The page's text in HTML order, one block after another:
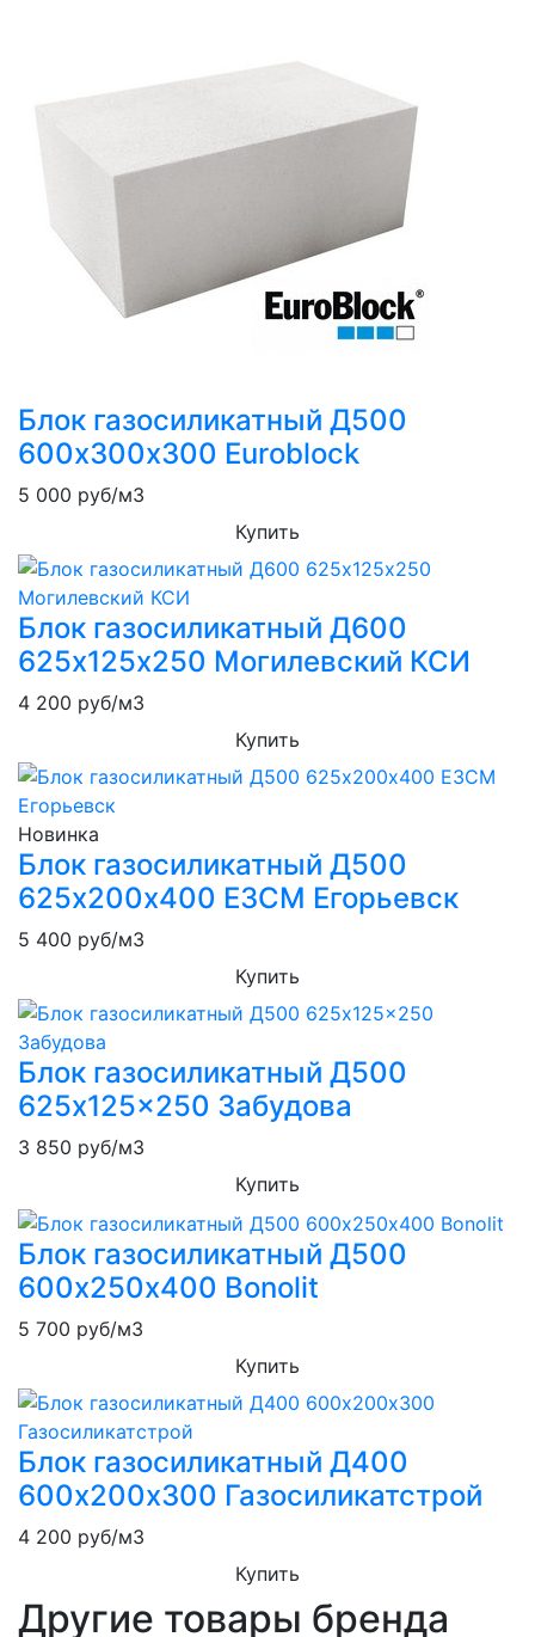
Блок газосиликатный Д500
600х300х300 Euroblock
5 000 руб/м3
Купить
Блок газосиликатный Д600
625х125х250 Могилевский КСИ
4 200 руб/м3
Купить
Новинка
Блок газосиликатный Д500
625х200х400 ЕЗСМ Егорьевск
5 400 руб/м3
Купить
Блок газосиликатный Д500
625x125x250 Забудова
3 850 руб/м3
Купить
Блок газосиликатный Д500
600х250х400 Bonolit
5 700 руб/м3
Купить
Блок газосиликатный Д400
600х200х300 Газосиликатстрой
4 200 руб/м3
Купить
Другие товары бренда